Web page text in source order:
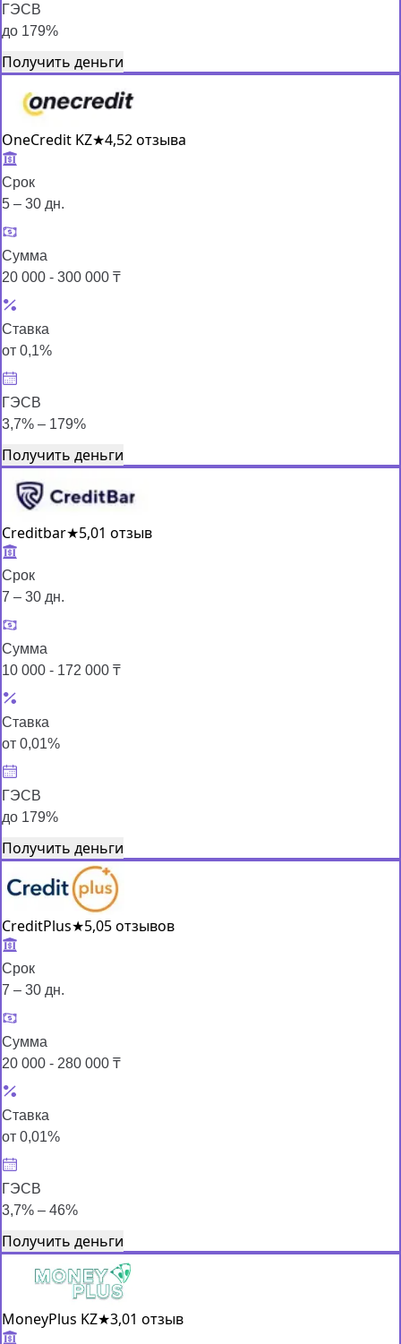
ГЭСВ
до 179%
Получить деньги
OneCredit KZ★4,52 отзыва
Срок
5 – 30 дн.
Сумма
20 000 - 300 000 ₸
Ставка
от 0,1%
ГЭСВ
3,7% – 179%
Получить деньги
Creditbar★5,01 отзыв
Срок
7 – 30 дн.
Сумма
10 000 - 172 000 ₸
Ставка
от 0,01%
ГЭСВ
до 179%
Получить деньги
CreditPlus★5,05 отзывов
Срок
7 – 30 дн.
Сумма
20 000 - 280 000 ₸
Ставка
от 0,01%
ГЭСВ
3,7% – 46%
Получить деньги
MoneyPlus KZ★3,01 отзыв